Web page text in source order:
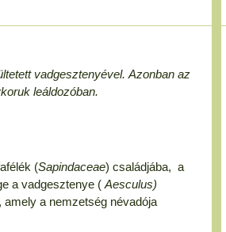
vadgesztenyével. Azonban az
leáldozóban.
(Sapindaceae) családjába, a
a vadgesztenye ( Aesculus)
amely a nemzetség névadója